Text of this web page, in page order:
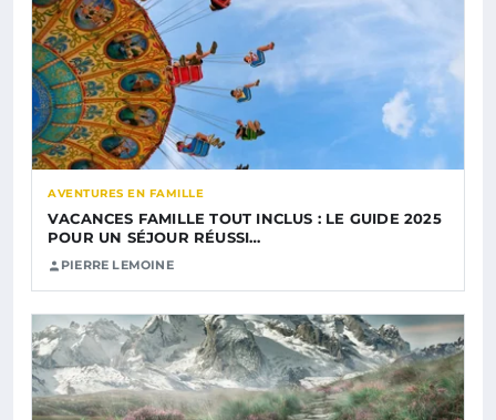
AVENTURES EN FAMILLE
VACANCES FAMILLE TOUT INCLUS : LE GUIDE 2025
POUR UN SÉJOUR RÉUSSI…
PIERRE LEMOINE